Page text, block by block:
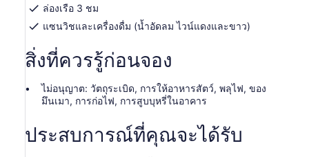
คน
ล่องเรือ 3 ชม
แซนวิชและเครื่องดื่ม (น้ำอัดลม ไวน์แดงและขาว)
สิ่งที่ควรรู้ก่อนจอง
ไม่อนุญาต: วัตถุระเบิด, การให้อาหารสัตว์, พลุไฟ, ของ
มึนเมา, การก่อไฟ, การสูบบุหรี่ในอาคาร
ประสบการณ์ที่คุณจะได้รับ